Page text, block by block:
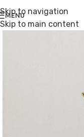
Skip to navigation
Skip to main content
MENU